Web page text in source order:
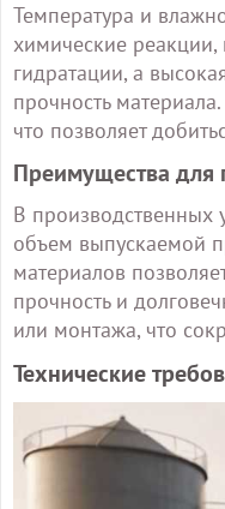
Температура и
химические
гидратации, а
прочность
что позволяет
Преимущества для
В производственных
объем выпускаемой
материалов
прочность и
или монтажа, что
Технические